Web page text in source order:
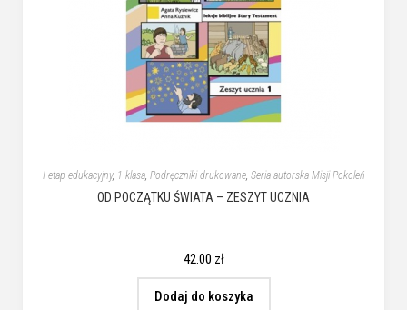
I etap edukacyjny, 1 klasa, Podręczniki drukowane, Seria autorska Misji Pokoleń
OD POCZĄTKU ŚWIATA – ZESZYT UCZNIA
42.00 zł
Dodaj do koszyka